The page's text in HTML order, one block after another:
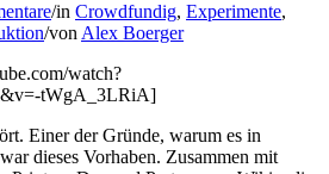
/in Crowdfundig, Experimente,
/vonAlex Boerger
watch?
tWgA_3LRiA]
Einer der Gründe, warum es in
dieses Vorhaben. Zusammen mit